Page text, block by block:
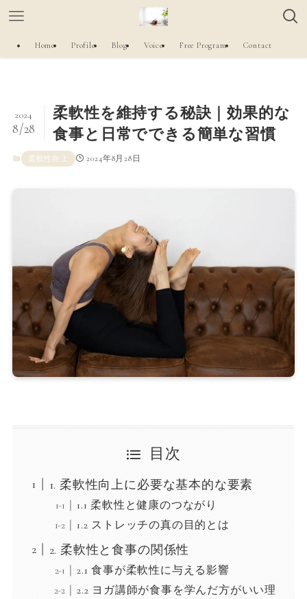
Home Profile Blog Voice Free Program Contact
柔軟性を維持する秘訣｜効果的な
食事と日常でできる簡単な習慣
2024
8/28
柔軟性向上 2024年8月28日
目次
1. 柔軟性向上に必要な基本的な要素
1.1 柔軟性と健康のつながり
1.2 ストレッチの真の目的とは
2. 柔軟性と食事の関係性
2.1 食事が柔軟性に与える影響
2.2 ヨガ講師が食事を学んだ方がいい理